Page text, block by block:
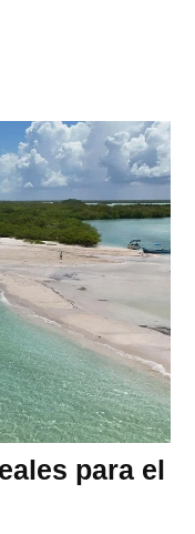
para el